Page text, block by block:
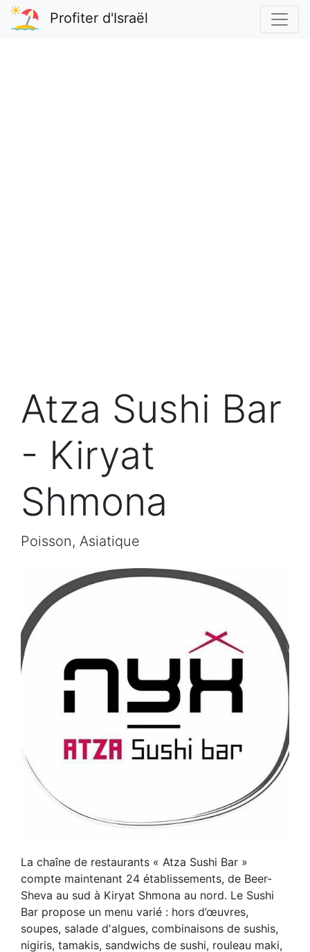
Profiter d'Israël
Atza Sushi Bar
- Kiryat
Shmona
Poisson, Asiatique
La chaîne de restaurants « Atza Sushi Bar »
compte maintenant 24 établissements, de Beer-
Sheva au sud à Kiryat Shmona au nord. Le Sushi
Bar propose un menu varié : hors d’œuvres,
soupes, salade d'algues, combinaisons de sushis,
nigiris, tamakis, sandwichs de sushi, rouleau maki,